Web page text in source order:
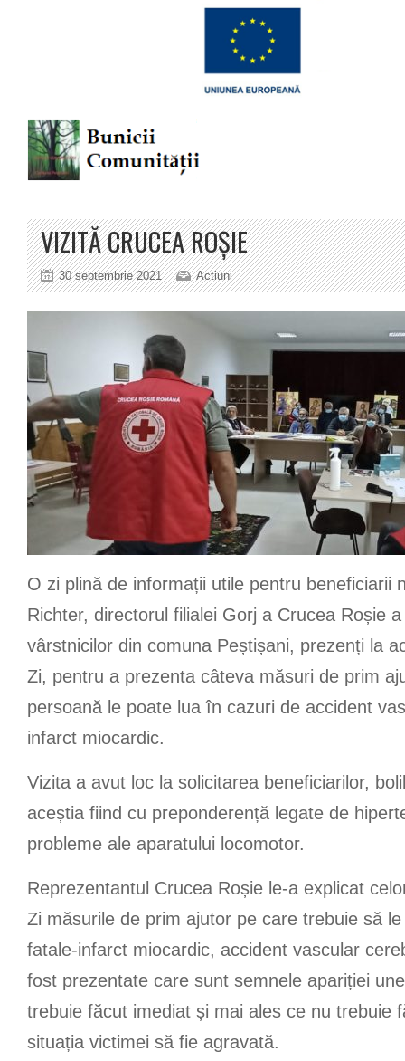
VIZITĂ CRUCEA ROȘIE
30 septembrie 2021 Actiuni
O zi plină de informații utile pentru beneficiarii
Richter, directorul filialei Gorj a Crucea Roșie
vârstnicilor din comuna Peștișani, prezenți la
Zi, pentru a prezenta câteva măsuri de prim
persoană le poate lua în cazuri de accident
infarct miocardic.
Vizita a avut loc la solicitarea beneficiarilor,
aceștia fiind cu preponderență legate de
probleme ale aparatului locomotor.
Reprezentantul Crucea Roșie le-a explicat
Zi măsurile de prim ajutor pe care trebuie să
fatale-infarct miocardic, accident vascular
fost prezentate care sunt semnele apariției
trebuie făcut imediat și mai ales ce nu trebuie
situația victimei să fie agravată.